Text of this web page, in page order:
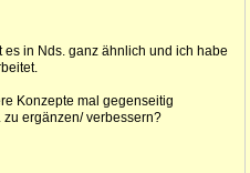
in Nds. ganz ähnlich und ich habe
Konzepte mal gegenseitig
ergänzen/ verbessern?